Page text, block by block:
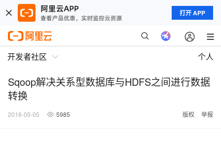
打开 APP
开发者社区 个人
Sqoop解决关系型数据库与HDFS之间进行数据
转换
2016-05-05 5985 版权 举报